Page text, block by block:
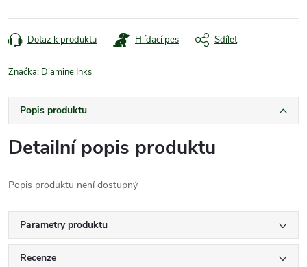
cena:
Dotaz k produktu Hlídací pes Sdílet
Značka: Diamine Inks
Popis produktu
Detailní popis produktu
Popis produktu není dostupný
Parametry produktu
Recenze